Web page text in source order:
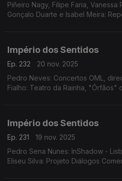
Piñeiro Nagy, Filipe Faria, Vanessa
Gonçalo Duarte e Isabel Meira: Reportagem Mudança Museu
Império dos Sentidos
Ep. 232
20 nov. 2025
Pedro Neves: Concertos OML,
Fialho: Teatro da Rainha, "Órfãos"
Império dos Sentidos
Ep. 231
19 nov. 2025
Pedro Sena Nunes: InShadow -
Eliseu Silva: Projeto Diálogos